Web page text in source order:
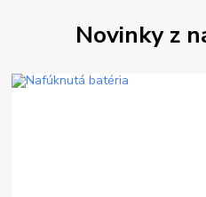
Novinky z